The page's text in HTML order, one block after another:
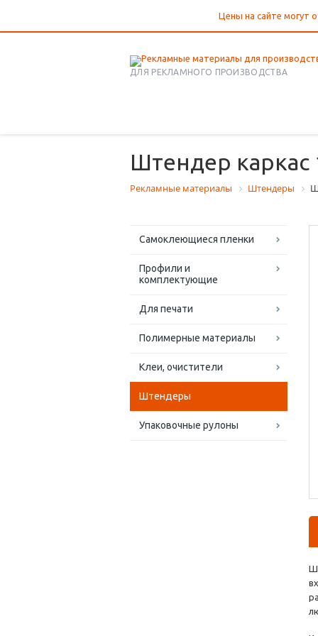
Цены на сайте могут
ДЛЯ РЕКЛАМНОГО ПРОИЗВОДСТВА
Штендер каркас
Рекламные материалы Штендеры
Самоклеющиеся пленки
Профили и
комплектующие
Для печати
Полимерные материалы
Клеи, очистители
Штендеры
Упаковочные рулоны